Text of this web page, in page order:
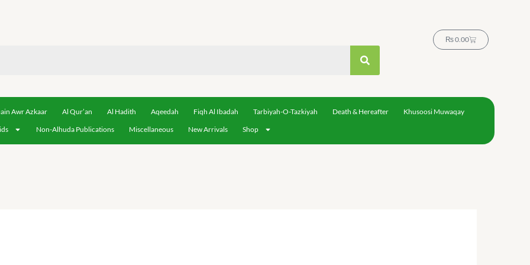
₨0.00Cart
Awr Azkaar Al Qur’an Al Hadith Aqeedah Fiqh Al Ibadah Tarbiyah-O-Tazkiyah Death & Hereafter
Khusoosi Muwaqay
Non-Alhuda Publications Miscellaneous New Arrivals Shop